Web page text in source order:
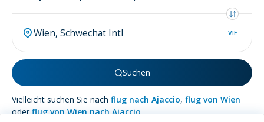
VIE
Suchen
Vielleicht suchen Sie nach flug nach Ajaccio, flug von Wien
oderflug von Wien nach Ajaccio.